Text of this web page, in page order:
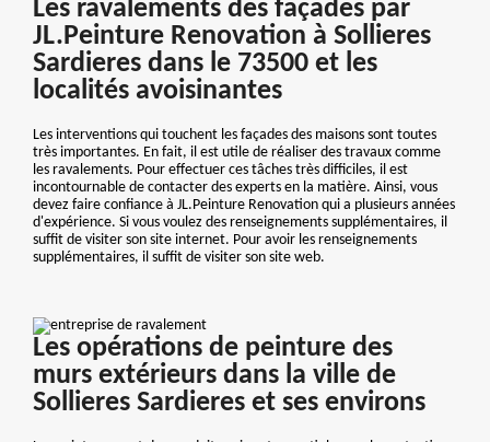
Les ravalements des façades par
JL.Peinture Renovation à Sollieres
Sardieres dans le 73500 et les
localités avoisinantes
Les interventions qui touchent les façades des maisons sont toutes
très importantes. En fait, il est utile de réaliser des travaux comme
les ravalements. Pour effectuer ces tâches très difficiles, il est
incontournable de contacter des experts en la matière. Ainsi, vous
devez faire confiance à JL.Peinture Renovation qui a plusieurs années
d'expérience. Si vous voulez des renseignements supplémentaires, il
suffit de visiter son site internet. Pour avoir les renseignements
supplémentaires, il suffit de visiter son site web.
Les opérations de peinture des
murs extérieurs dans la ville de
Sollieres Sardieres et ses environs